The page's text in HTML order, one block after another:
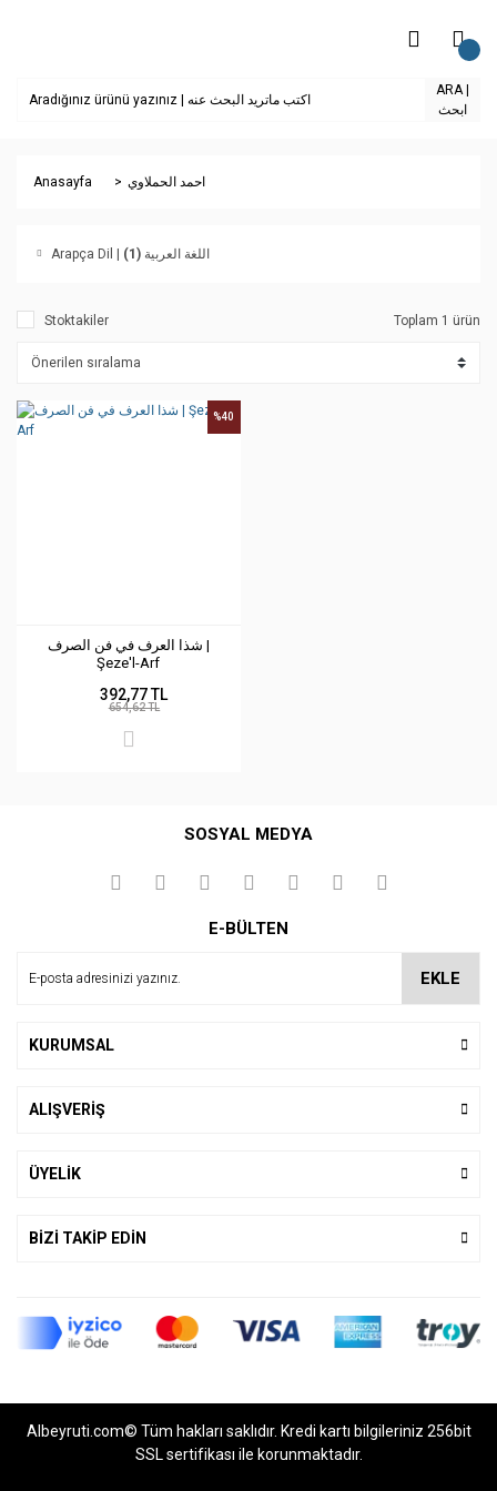
ARA |
ابحث
Anasayfa احمد الحملاوي
Arapça Dil | اللغة العربية(1)
Stoktakiler Toplam 1 ürün
شذا العرف في فن الصرف |
Şeze'l-Arf
%40
392,77 TL
654,62 TL
SOSYAL MEDYA
E-BÜLTEN
EKLE
KURUMSAL
ALIŞVERİŞ
ÜYELİK
BİZİ TAKİP EDİN
Albeyruti.com© Tüm hakları saklıdır. Kredi kartı bilgileriniz 256bit
SSL sertifikası ile korunmaktadır.